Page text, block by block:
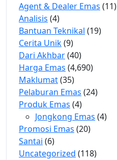
Agent & Dealer Emas (11)
Analisis (4)
Bantuan Teknikal (19)
Cerita Unik(9)
Dari Akhbar(40)
Harga Emas (4,690)
Maklumat(35)
Pelaburan Emas (24)
Produk Emas (4)
Jongkong Emas (4)
Promosi Emas (20)
Santai (6)
Uncategorized (118)